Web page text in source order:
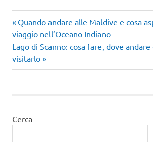
Navigazione
articoli
Articolo
precedente:
Quando andare alle Maldive e cosa
viaggio nell’Oceano Indiano
Articolo
successivo:
Lago di Scanno: cosa fare, dove
visitarlo
Cerca